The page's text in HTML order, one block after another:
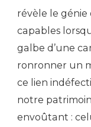
révèle le génie
capables
galbe d’une
ronronner un
ce lien
notre
envoûtant :